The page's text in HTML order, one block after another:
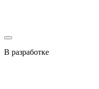
В разработке